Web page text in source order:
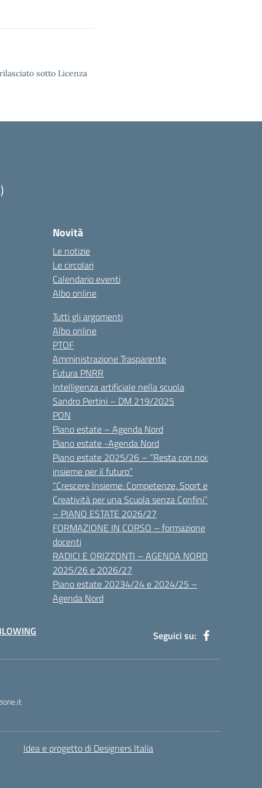
sotto Licenza
Novità
Le notizie
Le circolari
Calendario eventi
Albo online
Tutti gli argomenti
Albo online
PTOF
Amministrazione Trasparente
Futura PNRR
Intelligenza artificiale nella scuola
Sandro Pertini – DM 219/2025
PON
Piano estate – Agenda Nord
Piano estate -Agenda Nord
Piano estate 2025/26 – “Resta con noi:
insieme per il futuro”
“Crescere Insieme: Competenze, Sport e
Creatività per una Scuola senza Confini”
– PIANO ESTATE 2026/27
FORMAZIONE IN CORSO – formazione
docenti
RADICI E ORIZZONTI – AGENDA NORD
2025/26 e 2026/27
Piano estate 20234/24 e 2024/25 –
Agenda Nord
Seguici su:
Idea e progetto di Designers Italia